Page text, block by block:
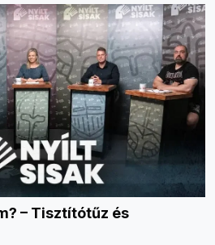
– Tisztítótűz és